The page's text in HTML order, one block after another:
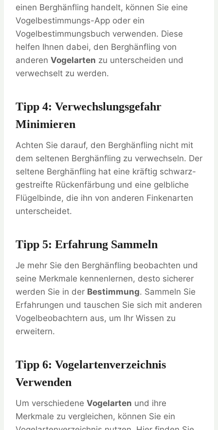
einen Berghänfling handelt, können Sie eine
Vogelbestimmungs-App oder ein
Vogelbestimmungsbuch verwenden. Diese
helfen Ihnen dabei, den Berghänfling von
anderen Vogelarten zu unterscheiden und
verwechselt zu werden.
Tipp 4: Verwechslungsgefahr
Minimieren
Achten Sie darauf, den Berghänfling nicht mit
dem seltenen Berghänfling zu verwechseln. Der
seltene Berghänfling hat eine kräftig schwarz-
gestreifte Rückenfärbung und eine gelbliche
Flügelbinde, die ihn von anderen Finkenarten
unterscheidet.
Tipp 5: Erfahrung Sammeln
Je mehr Sie den Berghänfling beobachten und
seine Merkmale kennenlernen, desto sicherer
werden Sie in der Bestimmung. Sammeln Sie
Erfahrungen und tauschen Sie sich mit anderen
Vogelbeobachtern aus, um Ihr Wissen zu
erweitern.
Tipp 6: Vogelartenverzeichnis
Verwenden
Um verschiedene Vogelarten und ihre
Merkmale zu vergleichen, können Sie ein